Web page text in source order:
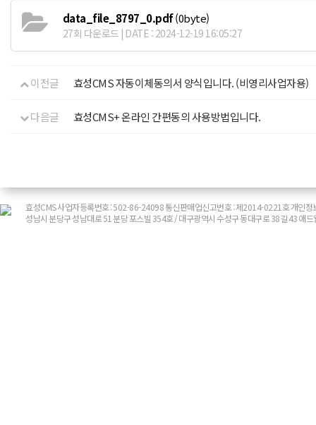
data_file_8797_0.pdf(0byte)
27회 다운로드 | DATE : 2024-12-19 16:05:27
이전글 효성CMS 자동이체동의서 양식입니다. (비영리사업자용)
다음글 효성CMS+ 온라인 간편동의 사용방법입니다.
효성CMS 사업자등록번호 : 502-86-24098 통신판매업신고번호 : 제2014-0221호 개인정
성남시 분당구 성남대로 51 분당 포스빌 354호 / 대구광역시 수성구 동대구로 38길 43